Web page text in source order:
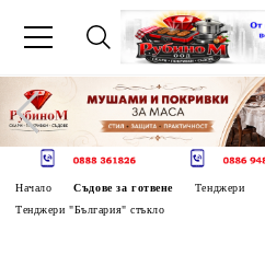
Начало Съдове за готвене Тенджери
Тенджери "България" стъкло